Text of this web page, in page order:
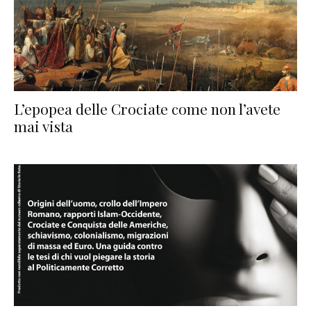
L’epopea delle Crociate come non l’avete
mai vista